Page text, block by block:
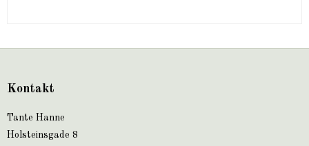
Kontakt
Tante Hanne
Holsteinsgade 8